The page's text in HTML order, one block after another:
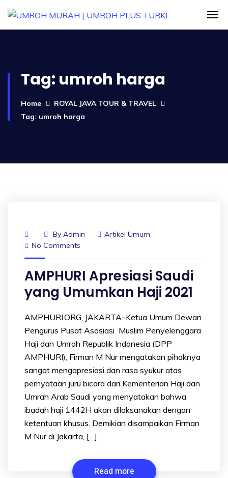
Tag: umroh harga
Home
ROYAL JAVA TOUR & TRAVEL
Tag: umroh harga
By Admin
Artikel Umum
No Comments
AMPHURI Apresiasi Saudi
yang Umumkan Haji 2021
AMPHURI.ORG, JAKARTA–Ketua Umum Dewan
Pengurus Pusat Asosiasi Muslim Penyelenggara
Haji dan Umrah Republik Indonesia (DPP
AMPHURI), Firman M Nur mengatakan pihaknya
sangat mengapresiasi dan rasa syukur atas
pernyataan juru bicara dari Kementerian Haji dan
Umrah Arab Saudi yang menyatakan bahwa
ibadah haji 1442H akan dilaksanakan dengan
ketentuan khusus. Demikian disampaikan Firman
M Nur di Jakarta, […]
Read more